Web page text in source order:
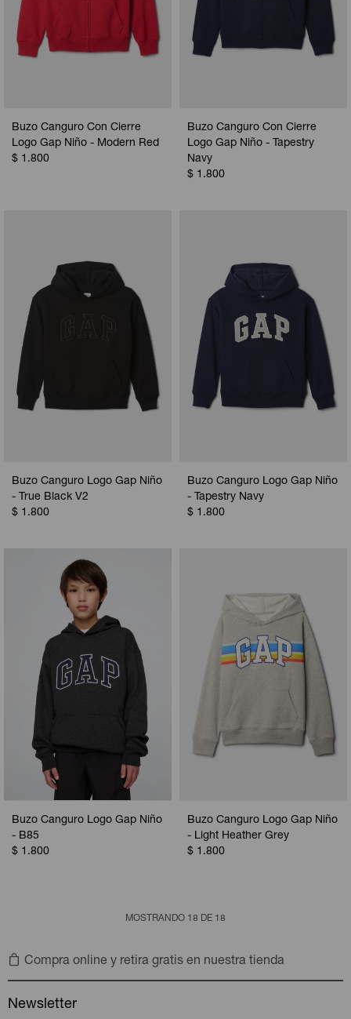
Buzo Canguro Con Cierre
Logo Gap Niño - Modern Red
$ 1.800
Buzo Canguro Con Cierre
Logo Gap Niño - Tapestry
Navy
$ 1.800
Buzo Canguro Logo Gap Niño
- True Black V2
$ 1.800
Buzo Canguro Logo Gap Niño
- Tapestry Navy
$ 1.800
Buzo Canguro Logo Gap Niño
- B85
$ 1.800
Buzo Canguro Logo Gap Niño
- Light Heather Grey
$ 1.800
MOSTRANDO 18 DE 18
Compra online y retira gratis en nuestra tienda
Newsletter